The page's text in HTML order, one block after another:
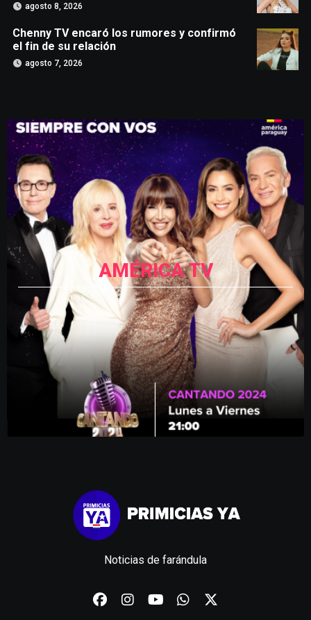
agosto 8, 2026
Chenny TV encaró los rumores y confirmó
el fin de su relación
agosto 7, 2026
AMÉRICA TV
Noticias de farándula